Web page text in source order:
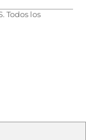
Todos los